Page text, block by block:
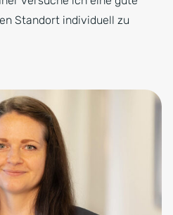
Standort individuell zu